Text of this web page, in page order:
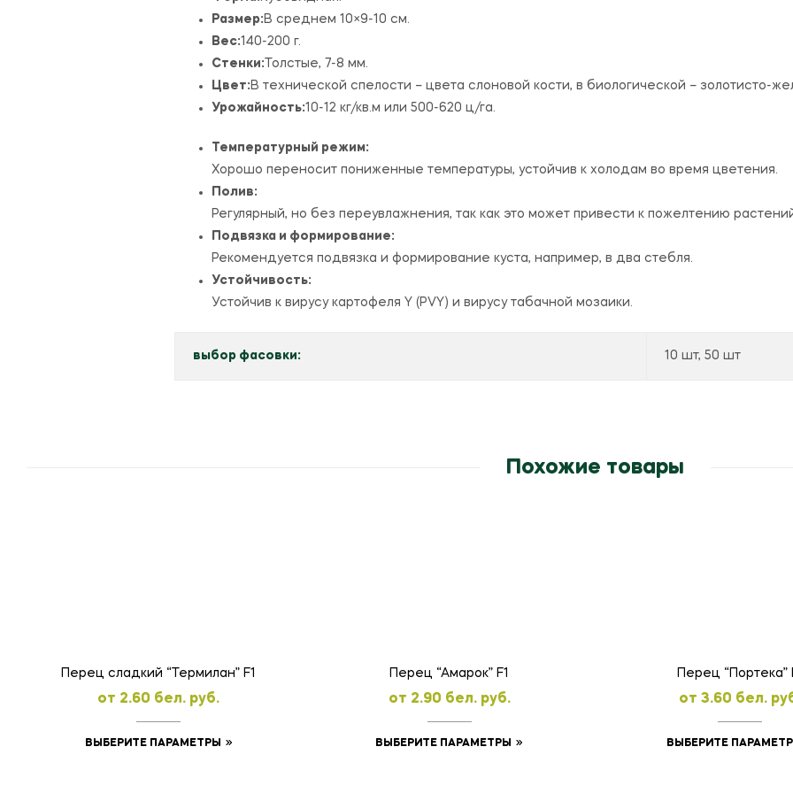
Размер: В среднем 10×9-10 см.
Вес:140-200 г.
Стенки: Толстые, 7-8 мм.
Цвет: В технической спелости – цвета слоновой кости, в биологической – золотисто-
Урожайность:10-12 кг/кв.м или 500-620 ц/га.
Температурный режим:
Хорошо переносит пониженные температуры, устойчив к холодам во время цветения.
Полив:
Регулярный, но без переувлажнения, так как это может привести к пожелтению
Подвязка и формирование:
Рекомендуется подвязка и формирование куста, например, в два стебля.
Устойчивость:
Устойчив к вирусу картофеля Y (PVY) и вирусу табачной мозаики.
выбор фасовки: 10 шт, 50 шт
Похожие товары
Перец сладкий “Термилан” F1
oт 2.60 бел. руб.
ВЫБЕРИТЕ ПАРАМЕТРЫ
Этот
Перец “Амарок” F1
oт 2.90 бел. руб.
ВЫБЕРИТЕ ПАРАМЕТРЫ
Перец “Портека”
oт3.60 бел.
ВЫБЕРИТЕ